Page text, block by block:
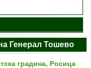
Генерал Тошево
градина, Росица